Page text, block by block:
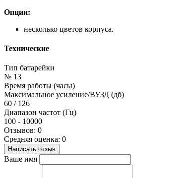
Опции:
несколько цветов корпуса.
Технические
Тип батарейки
№ 13
Время работы (часы)
Максимальное усиление/ВУЗД (дб)
60 / 126
Диапазон частот (Гц)
100 - 10000
Отзывов: 0
Средняя оценка: 0
Написать отзыв
Ваше имя